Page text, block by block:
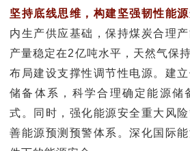
坚持底线思维，构建坚强韧性能源
内生产供应基础，保持煤炭合理
产量稳定在2亿吨水平，天然气保
布局建设支撑性调节性电源。建
储备体系，科学合理确定能源储
式。同时，强化能源安全重大风
善能源预测预警体系。深化国际